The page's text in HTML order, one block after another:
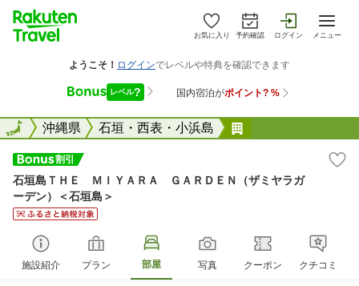
お気に入り 予約確認 ログイン メニュー
全国沖縄県 石垣・西表・小浜島
全国
石垣島ＴＨＥ ＭＩＹＡＲＡ ＧＡＲＤＥＮ（ザミヤラガ
ーデン）＜石垣島＞
施設紹介 プラン 部屋 写真 クーポン クチコミ